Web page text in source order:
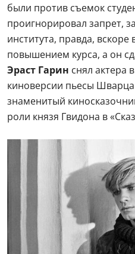
были против съемок
проигнорировал запрет,
института, правда, вскоре
повышением курса, а он
Эраст Гарин снял актера
киноверсии пьесы
знаменитый
роли князя Гвидона в